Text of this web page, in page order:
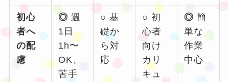
初心
者へ
の配
慮
◎ 週
1日
1h〜
OK、
苦手
○ 基
礎か
ら対
応
○ 初
心者
向け
カリ
キュ
◎ 簡
単な
作業
中心